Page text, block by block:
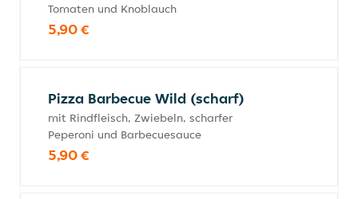
Tomaten und Knoblauch
5,90 €
Pizza Barbecue Wild (scharf)
mit Rindfleisch, Zwiebeln, scharfer
Peperoni und Barbecuesauce
5,90 €